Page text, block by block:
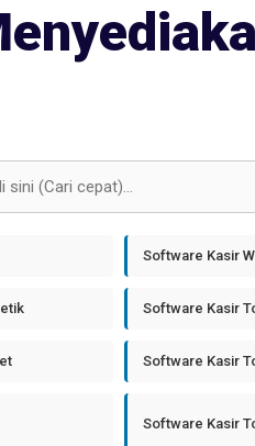
Software Kasir
Software Kasir
Software Kasir
Software Kasir